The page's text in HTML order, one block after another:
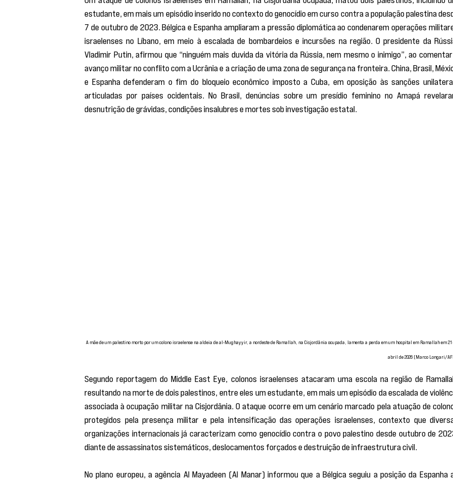
estudante, em mais um episódio inserido no contexto do genocídio em curso contra a população palestina
7 de outubro de 2023. Bélgica e Espanha ampliaram a pressão diplomática ao condenarem operações
israelenses no Líbano, em meio à escalada de bombardeios e incursões na região. O presidente da
Vladimir Putin, afirmou que “ninguém mais duvida da vitória da Rússia, nem mesmo o inimigo”, ao
avanço militar no conflito com a Ucrânia e a criação de uma zona de segurança na fronteira. China, Brasil,
e Espanha defenderam o fim do bloqueio econômico imposto a Cuba, em oposição às sanções
articuladas por países ocidentais. No Brasil, denúncias sobre um presídio feminino no Amapá
desnutrição de grávidas, condições insalubres e mortes sob investigação estatal.
A mãe de um palestino morto por um colono israelense na aldeia de al-Mughayyir, a nordeste de Ramallah, na Cisjordânia ocupada, lamenta a perda em um hospital em Ramallah em 21
abril de 2026 (Marco Longari/
Segundo reportagem do Middle East Eye, colonos israelenses atacaram uma escola na região de
resultando na morte de dois palestinos, entre eles um estudante, em mais um episódio da escalada de
associada à ocupação militar na Cisjordânia. O ataque ocorre em um cenário marcado pela atuação de
protegidos pela presença militar e pela intensificação das operações israelenses, contexto que
organizações internacionais já caracterizam como genocídio contra o povo palestino desde outubro de
diante de assassinatos sistemáticos, deslocamentos forçados e destruição de infraestrutura civil.
No plano europeu, a agência Al Mayadeen (Al Manar) informou que a Bélgica seguiu a posição da Espanha